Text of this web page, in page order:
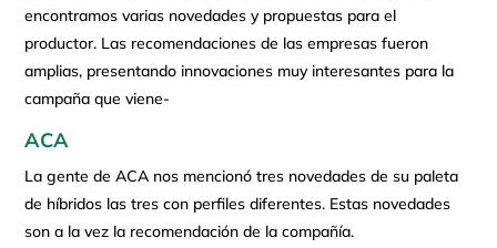
encontramos varias novedades y propuestas para el
productor. Las recomendaciones de las empresas fueron
amplias, presentando innovaciones muy interesantes para la
campaña que viene-
ACA
La gente de ACA nos mencionó tres novedades de su paleta
de híbridos las tres con perfiles diferentes. Estas novedades
son a la vez la recomendación de la compañía.